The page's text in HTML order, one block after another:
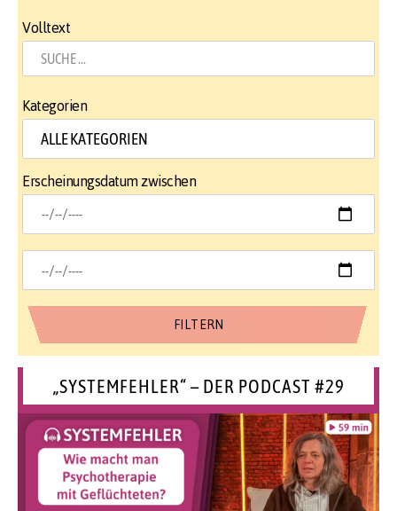
Volltext
Kategorien
Erscheinungsdatum zwischen
„SYSTEMFEHLER“ – DER PODCAST #29